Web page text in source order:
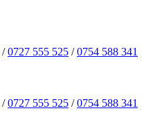
/0727 555 525 /0754 588 341
/0727 555 525 /0754 588 341